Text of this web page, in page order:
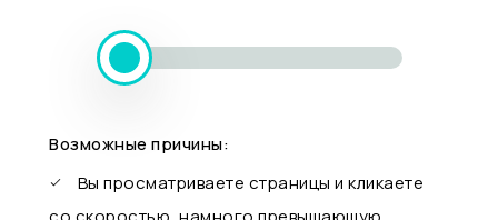
Возможные причины:
Вы просматриваете страницы и кликаете